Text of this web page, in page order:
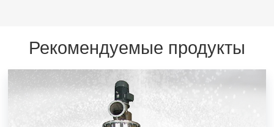
Рекомендуемые продукты